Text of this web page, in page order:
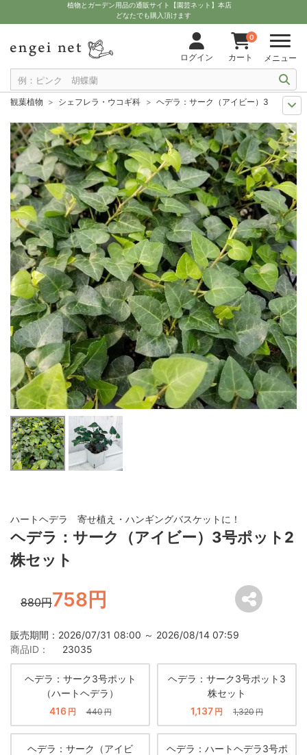
植物とガーデン用品の通販サイト【園芸ネット】本店
どなたでも購入頂けます
ログイン
0
カート メニュー
観葉植物 シェフレラ・ウコギ科
ヘデラ：サーク（アイビー）3号ポット
セール
観葉植物 ヘデラ：サーク（アイビー）3号ポット2株セット
ハートヘデラ 寄せ植え・ハンギングバスケットに！
ヘデラ：サーク（アイビー）3号ポット2
株セット
880円758円
販売期間：2026/07/31 08:00 ～ 2026/08/14 07:59
商品ID：
23035
ヘデラ：サーク3号ポット
（ハートヘデラ）
416 円 440円
ヘデラ：サーク3号ポット3
株セット
1,137 円 1,320円
ヘデラ：サーク（アイビ
ヘデラ：ハートヘデラ3号ポ